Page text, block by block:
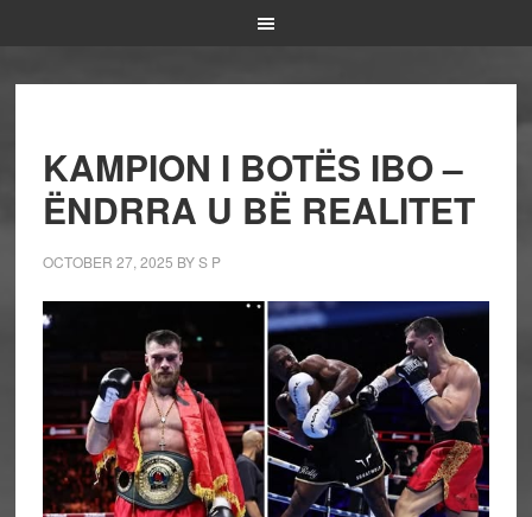
KAMPION I BOTËS IBO –
ËNDRRA U BË REALITET
OCTOBER 27, 2025 BYS P